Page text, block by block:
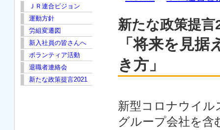
ＪＲ連合ビジョン
運動方針
労組変遷図
新入社員の皆さんへ
ボランティア活動
退職者連絡会
新たな政策提言2021
新たな政策提言
「将来を見
き方」
新型コロナウイル
グループ会社を含